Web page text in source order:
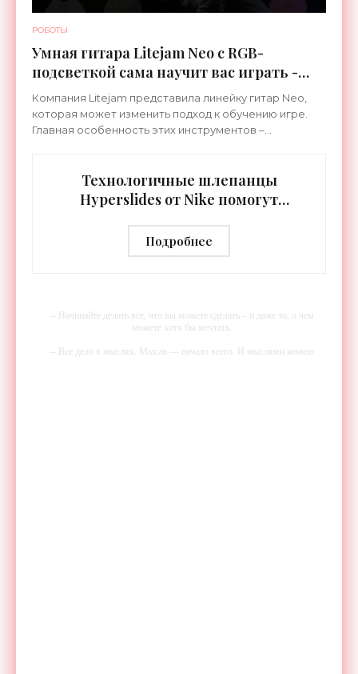
РОБОТЫ
Умная гитара Litejam Neo с RGB-
подсветкой сама научит вас играть -
«Гаджеты»
Компания Litejam представила линейку гитар Neo,
которая может изменить подход к обучению игре.
Главная особенность этих инструментов –
Технологичные шлепанцы
Hyperslides от Nike помогут
тренировки - «Гаджеты»
Подробнее
-- Начинайте делать все, что вы можете сделать – и даже то, о чем
можете хотя бы мечтать.
-- Все дело в мыслях. Мысль — начало всего. И мыслями можно